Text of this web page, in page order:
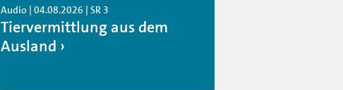
Audio | 04.08.2026 | SR 3
Tiervermittlung aus dem
Ausland